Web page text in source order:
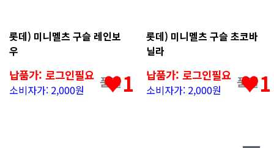
롯데) 미니멜츠 구슬 레인보
우
품절
납품가: 로그인필요
소비자가: 2,000원 ♥1
롯데) 미니멜츠 구슬 초코바
닐라
품절
납품가: 로그인필요
소비자가: 2,000원 ♥1